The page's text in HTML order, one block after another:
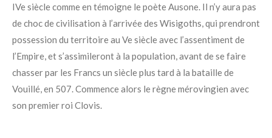
IVe siècle comme en témoigne le poète Ausone. Il n’y aura pas
de choc de civilisation à l’arrivée des Wisigoths, qui prendront
possession du territoire au Ve siècle avec l’assentiment de
l’Empire, et s’assimileront à la population, avant de se faire
chasser par les Francs un siècle plus tard à la bataille de
Vouillé, en 507. Commence alors le règne mérovingien avec
son premier roi Clovis.